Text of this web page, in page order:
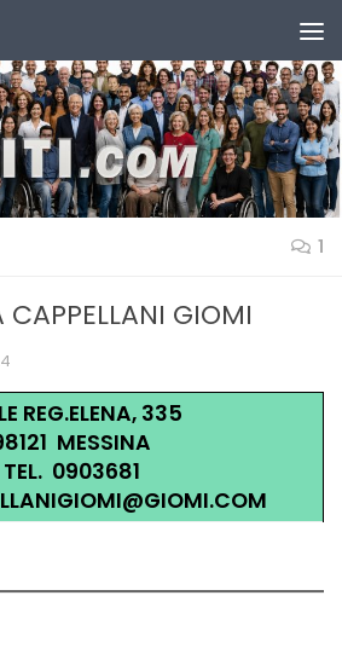
1
GIOMI
REG.ELENA, 335
MESSINA
TEL. 0903681